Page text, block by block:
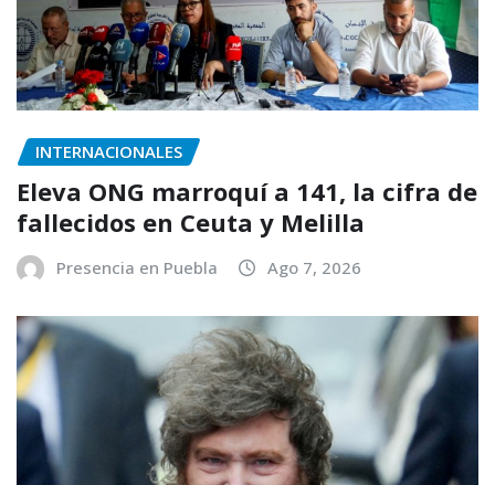
INTERNACIONALES
Eleva ONG marroquí a 141, la cifra de
fallecidos en Ceuta y Melilla
Presencia en Puebla Ago 7, 2026